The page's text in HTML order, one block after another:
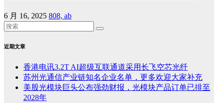
6 月 16, 2025 808, ab
近期文章
香港电讯3.2T AI超级互联通道采用长飞空芯光纤
苏州光通信产业链知名企业名单，更多欢迎大家补充
美股光模块巨头公布强劲财报，光模块产品订单已排至
2028年